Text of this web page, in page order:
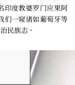
印度教婆罗门应果阿
们一窥诸如葡萄牙等
民族志。